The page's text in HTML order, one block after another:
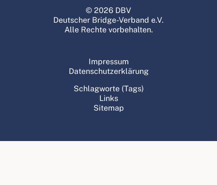
© 2026 DBV
Deutscher Bridge-Verband e.V.
Alle Rechte vorbehalten.
Impressum
Datenschutzerklärung
Schlagworte (Tags)
Links
Sitemap